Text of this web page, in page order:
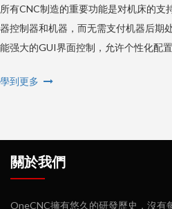
所有CNC制造的重要功能是对机床的支
器控制器和机器，而无需支付机器后期
能强大的GUI界面控制，允许个性化配
學到更多
關於我們
OneCNC擁有悠久的研發歷史，沒有